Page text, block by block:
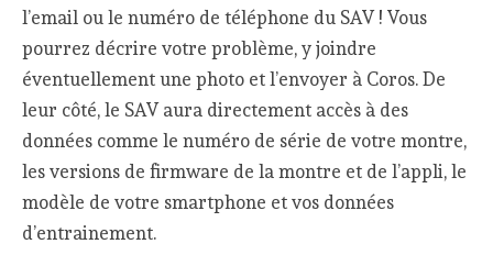
l’email ou le numéro de téléphone du SAV ! Vous
pourrez décrire votre problème, y joindre
éventuellement une photo et l’envoyer à Coros. De
leur côté, le SAV aura directement accès à des
données comme le numéro de série de votre montre,
les versions de firmware de la montre et de l’appli, le
modèle de votre smartphone et vos données
d’entrainement.